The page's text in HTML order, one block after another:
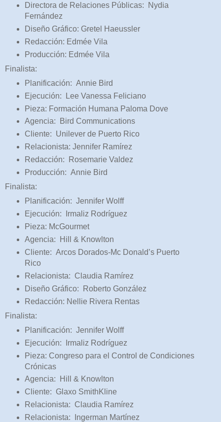
Directora de Relaciones Públicas: Nydia
Fernández
Diseño Gráfico: Gretel Haeussler
Redacción: Edmée Vila
Producción: Edmée Vila
Finalista:
Planificación: Annie Bird
Ejecución: Lee Vanessa Feliciano
Pieza: Formación Humana Paloma Dove
Agencia: Bird Communications
Cliente: Unilever de Puerto Rico
Relacionista: Jennifer Ramírez
Redacción: Rosemarie Valdez
Producción: Annie Bird
Finalista:
Planificación: Jennifer Wolff
Ejecución: Irmaliz Rodríguez
Pieza: McGourmet
Agencia: Hill & Knowlton
Cliente: Arcos Dorados-Mc Donald’s Puerto
Rico
Relacionista: Claudia Ramírez
Diseño Gráfico: Roberto González
Redacción: Nellie Rivera Rentas
Finalista:
Planificación: Jennifer Wolff
Ejecución: Irmaliz Rodríguez
Pieza: Congreso para el Control de Condiciones
Crónicas
Agencia: Hill & Knowlton
Cliente: Glaxo SmithKline
Relacionista: Claudia Ramírez
Relacionista: Ingerman Martínez